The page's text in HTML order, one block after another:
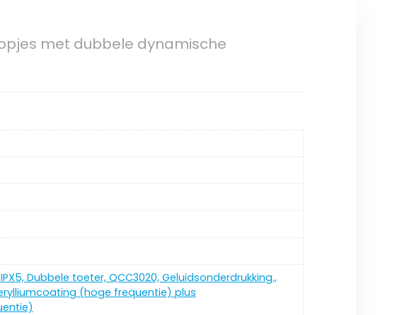
met dubbele dynamische
Dubbele toeter, QCC3020, Geluidsonderdrukking.,
(hoge frequentie) plus